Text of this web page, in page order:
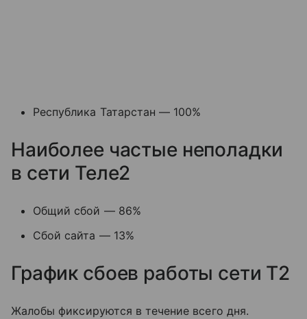
Республика Татарстан — 100%
Наиболее частые неполадки
в сети Теле2
Общий сбой — 86%
Сбой сайта — 13%
График сбоев работы сети T2
Жалобы фиксируются в течение всего дня.